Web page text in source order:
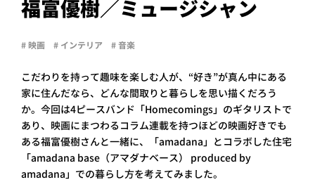
会社概
要
企業の
方へ
お問い
合わせ
プライ
福富優樹／ミュージシャン
# 映画 # インテリア # 音楽
こだわりを持って趣味を楽しむ人が、“好き”が真ん中にある
家に住んだなら、どんな間取りと暮らしを思い描くだろう
か。今回は4ピースバンド「Homecomings」のギタリストで
あり、映画にまつわるコラム連載を持つほどの映画好きでも
ある福富優樹さんと一緒に、「amadana」とコラボした住宅
「amadana base（アマダナベース） produced by
amadana」での暮らし方を考えてみました。